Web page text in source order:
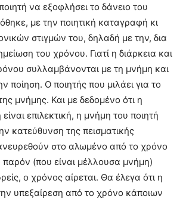
να εξοφλήσει το δάνειο του
με την ποιητική καταγραφή κι
στιγμών του, δηλαδή με την, δια
του χρόνου. Γιατί η διάρκεια και
συλλαμβάνονται με τη μνήμη και
ποίηση. Ο ποιητής που μιλάει για το
μνήμης. Και με δεδομένο ότι η
επιλεκτική, η μνήμη του ποιητή
κατεύθυνση της πεισματικής
στο αλωμένο από το χρόνο
παρόν (που είναι μέλλουσα μνήμη)
ο χρόνος αίρεται. Θα έλεγα ότι η
υπεξαίρεση από το χρόνο κάποιων